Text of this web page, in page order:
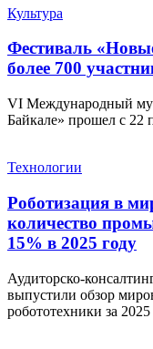
Культура
Фестиваль
более 700
VI Международный
Байкале» прошел с
Технологии
Роботизация в
количество
15% в 2025 году
Аудиторско-
выпустили обзор
робототехники за